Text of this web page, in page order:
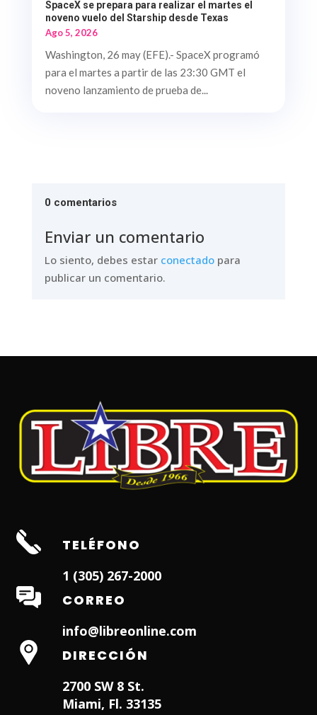
SpaceX se prepara para realizar el martes el
noveno vuelo del Starship desde Texas
Ago 5, 2026
Washington, 26 may (EFE).- SpaceX programó
para el martes a partir de las 23:30 GMT el
noveno lanzamiento de prueba de...
0 comentarios
Enviar un comentario
Lo siento, debes estar conectadopara
publicar un comentario.
TELÉFONO
1 (305) 267-2000
CORREO
info@libreonline.com
DIRECCIÓN
2700 SW 8 St.
Miami, Fl. 33135